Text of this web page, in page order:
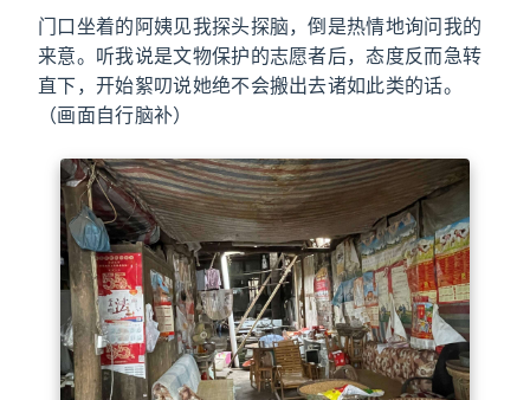
门口坐着的阿姨见我探头探脑，倒是热情地询问我的
来意。听我说是文物保护的志愿者后，态度反而急转
直下，开始絮叨说她绝不会搬出去诸如此类的话。
（画面自行脑补）